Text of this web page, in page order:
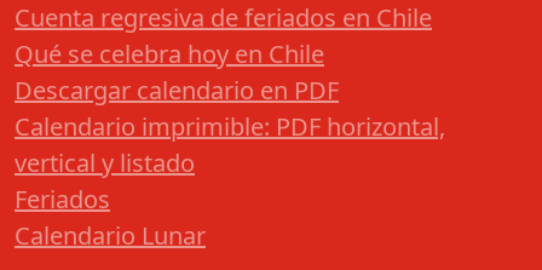
Cuenta regresiva de feriados en Chile
Qué se celebra hoy en Chile
Descargar calendario en PDF
Calendario imprimible: PDF horizontal,
vertical y listado
Feriados
Calendario Lunar